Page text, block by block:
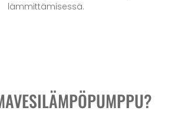
lämmittämisessä.